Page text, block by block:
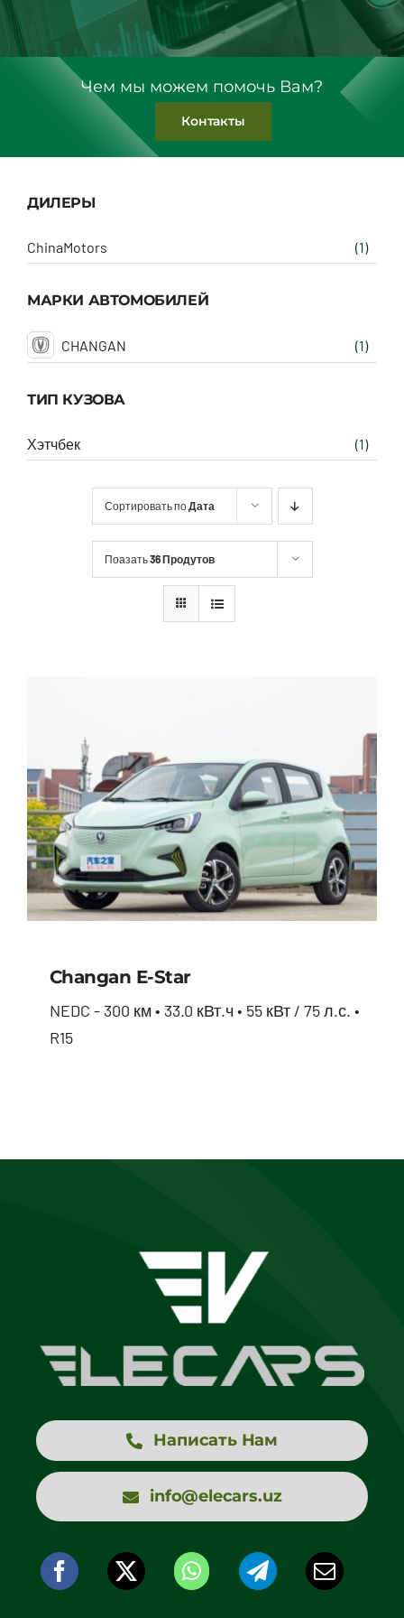
Чем мы можем помочь Вам?
Контакты
ДИЛЕРЫ
ChinaMotors (1)
МАРКИ АВТОМОБИЛЕЙ
CHANGAN (1)
ТИП КУЗОВА
Хэтчбек (1)
Сортировать по Дата
Поазать36 Продутов
Changan E-Star
NEDC - 300 км • 33.0 кВт.ч • 55 кВт / 75 л.с. •
R15
Написать Нам
info@elecars.uz